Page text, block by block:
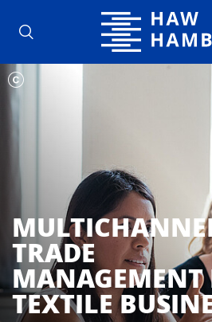
Hochschule für
TRADE
TEXTILE